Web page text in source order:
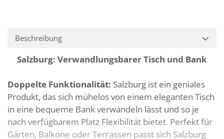
Beschreibung
Salzburg: Verwandlungsbarer Tisch und Bank
Doppelte Funktionalität: Salzburg ist ein geniales
Produkt, das sich mühelos von einem eleganten Tisch
in eine bequeme Bank verwandeln lässt und so je
nach verfügbarem Platz Flexibilität bietet. Perfekt für
Gärten, Balkone oder Terrassen passt sich Salzburg